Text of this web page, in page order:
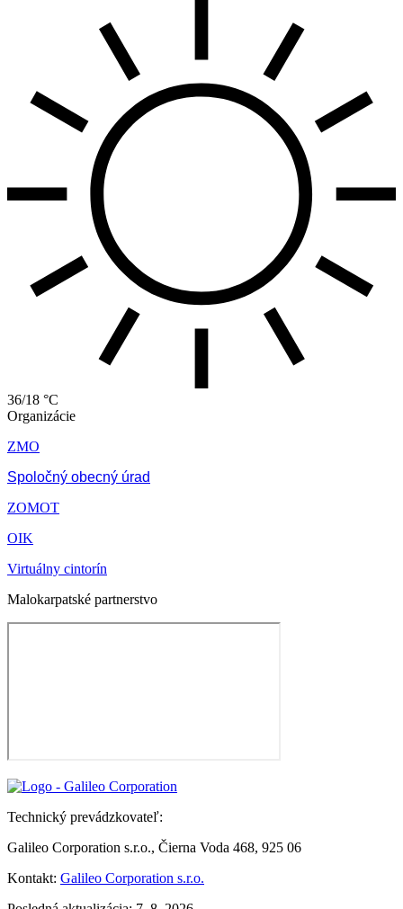
36/18 °C
Organizácie
ZMO
Spoločný obecný úrad
ZOMOT
OIK
Virtuálny cintorín
Malokarpatské partnerstvo
Technický prevádzkovateľ:
Galileo Corporation s.r.o., Čierna Voda 468, 925 06
Kontakt: Galileo Corporation s.r.o.